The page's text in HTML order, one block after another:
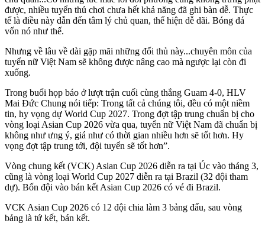
được, nhiều tuyển thủ chơi chưa hết khả năng đã ghi bàn dễ. Thực
tế là điều này dẫn đến tâm lý chủ quan, thể hiện dễ dãi. Bóng đá
vốn nó như thế.
Nhưng về lâu về dài gặp mãi những đối thủ này...chuyên môn của
tuyển nữ Việt Nam sẽ không được nâng cao mà ngược lại còn đi
xuống.
Trong buổi họp báo ở lượt trận cuối cùng thắng Guam 4-0, HLV
Mai Đức Chung nói tiếp: Trong tất cả chúng tôi, đều có một niềm
tin, hy vọng dự World Cup 2027. Trong đợt tập trung chuẩn bị cho
vòng loại Asian Cup 2026 vừa qua, tuyển nữ Việt Nam đã chuẩn bị
không như ưng ý, giá như có thời gian nhiều hơn sẽ tốt hơn. Hy
vọng đợt tập trung tới, đội tuyển sẽ tốt hơn”.
Vòng chung kết (VCK) Asian Cup 2026 diễn ra tại Úc vào tháng 3,
cũng là vòng loại World Cup 2027 diễn ra tại Brazil (32 đội tham
dự). Bốn đội vào bán kết Asian Cup 2026 có vé đi Brazil.
VCK Asian Cup 2026 có 12 đội chia làm 3 bảng đấu, sau vòng
bảng là tứ kết, bán kết.